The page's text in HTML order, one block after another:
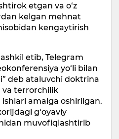
etgan va o‘z
kelgan mehnat
kengaytirish
etib, Telegram
yo‘li bilan
deb ataluvchi doktrina
va terrorchilik
amalga oshirilgan.
g‘oyaviy
muvofiqlashtirib